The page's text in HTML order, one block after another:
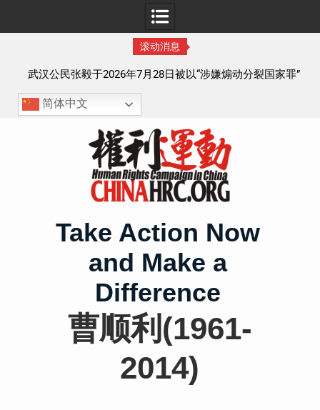
滚动消息
武汉公民张毅于2026年7月28日被以“涉嫌煽动分裂国家罪”
执行逮捕 目前羁押在拉萨市看守所
简体中文
Take Action Now
and Make a
Difference
曹顺利(1961-
2014)